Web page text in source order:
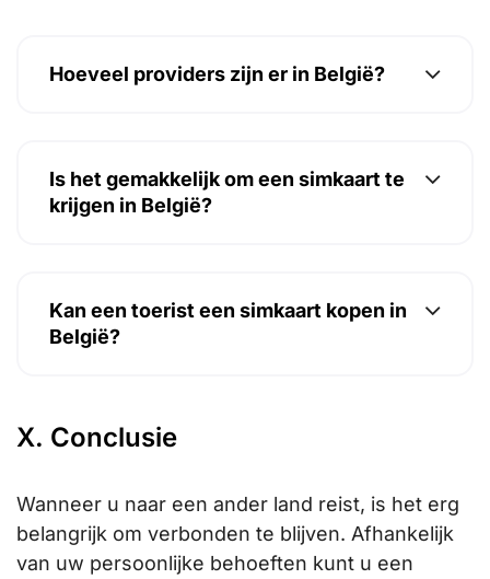
Hoeveel providers zijn er in België?
Is het gemakkelijk om een simkaart te
krijgen in België?
Kan een toerist een simkaart kopen in
België?
X. Conclusie
Wanneer u naar een ander land reist, is het erg
belangrijk om verbonden te blijven. Afhankelijk
van uw persoonlijke behoeften kunt u een